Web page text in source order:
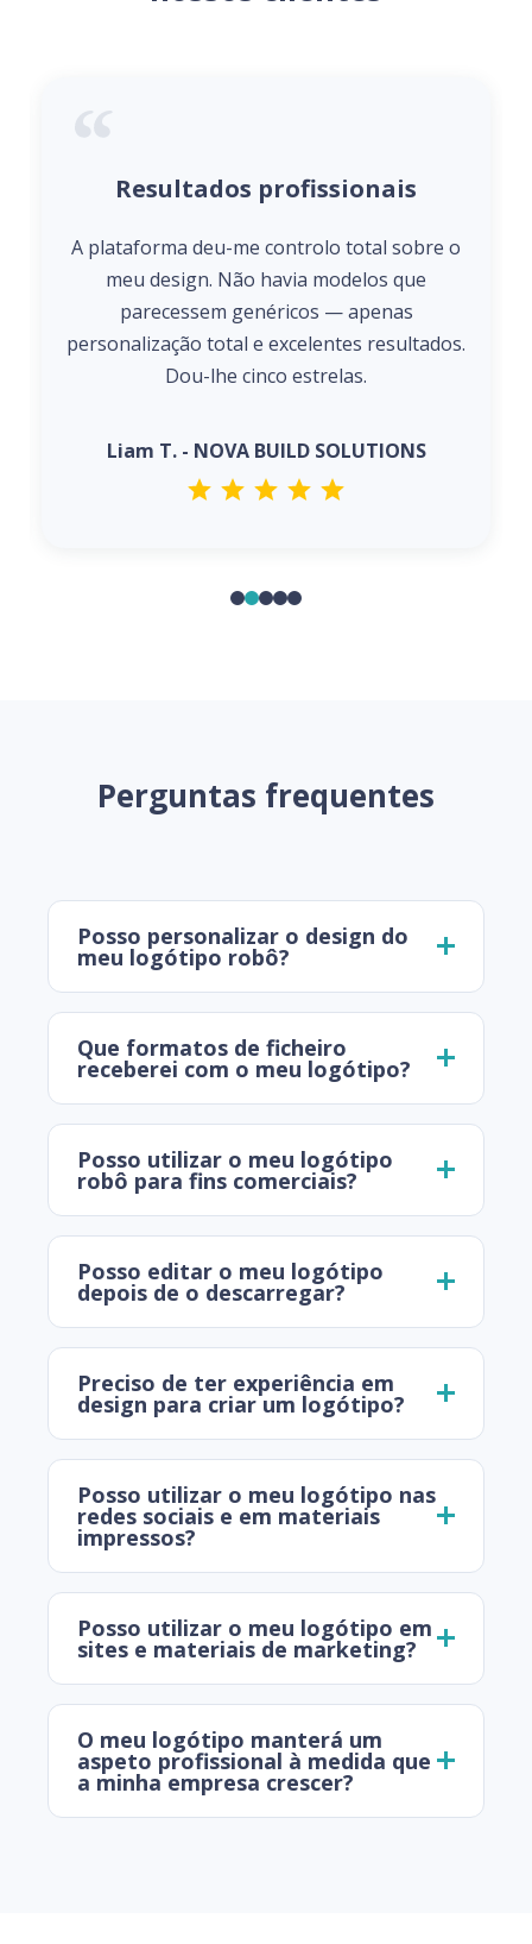
Resultados profissionais
A plataforma deu-me controlo total sobre o
meu design. Não havia modelos que
parecessem genéricos — apenas
personalização total e excelentes resultados.
Dou-lhe cinco estrelas.
Liam T. - NOVA BUILD SOLUTIONS
Perguntas frequentes
Posso personalizar o design do
meu logótipo robô?
Que formatos de ficheiro
receberei com o meu logótipo?
Posso utilizar o meu logótipo
robô para fins comerciais?
Posso editar o meu logótipo
depois de o descarregar?
Preciso de ter experiência em
design para criar um logótipo?
Posso utilizar o meu logótipo nas
redes sociais e em materiais
impressos?
Posso utilizar o meu logótipo em
sites e materiais de marketing?
O meu logótipo manterá um
aspeto profissional à medida que
a minha empresa crescer?